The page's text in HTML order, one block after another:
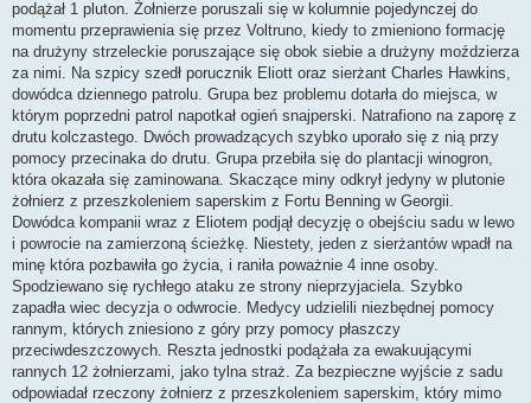
podążał 1 pluton. Żołnierze poruszali się w kolumnie pojedynczej do
momentu przeprawienia się przez Voltruno, kiedy to zmieniono formację
na drużyny strzeleckie poruszające się obok siebie a drużyny moździerza
za nimi. Na szpicy szedł porucznik Eliott oraz sierżant Charles Hawkins,
dowódca dziennego patrolu. Grupa bez problemu dotarła do miejsca, w
którym poprzedni patrol napotkał ogień snajperski. Natrafiono na zaporę z
drutu kolczastego. Dwóch prowadzących szybko uporało się z nią przy
pomocy przecinaka do drutu. Grupa przebiła się do plantacji winogron,
która okazała się zaminowana. Skaczące miny odkrył jedyny w plutonie
żołnierz z przeszkoleniem saperskim z Fortu Benning w Georgii.
Dowódca kompanii wraz z Eliotem podjął decyzję o obejściu sadu w lewo
i powrocie na zamierzoną ścieżkę. Niestety, jeden z sierżantów wpadł na
minę która pozbawiła go życia, i raniła poważnie 4 inne osoby.
Spodziewano się rychłego ataku ze strony nieprzyjaciela. Szybko
zapadła wiec decyzja o odwrocie. Medycy udzielili niezbędnej pomocy
rannym, których zniesiono z góry przy pomocy płaszczy
przeciwdeszczowych. Reszta jednostki podążała za ewakuującymi
rannych 12 żołnierzami, jako tylna straż. Za bezpieczne wyjście z sadu
odpowiadał rzeczony żołnierz z przeszkoleniem saperskim, który mimo